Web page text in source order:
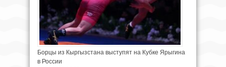
Борцы из Кыргызстана выступят на Кубке Ярыгина
в России